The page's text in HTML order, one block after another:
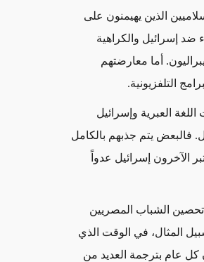
الذين يهيمنون على
ضد إسرائيل والكراهية
أما معارضتهم
التلفزيونية.
العبرية وإسرائيل
فالبعض يتم جذبهم بالكامل
الآخرون إسرائيل عدواً
تحصين الشباب المصريين
المثال، في الوقت الذي
كل عام بترجمة العديد من